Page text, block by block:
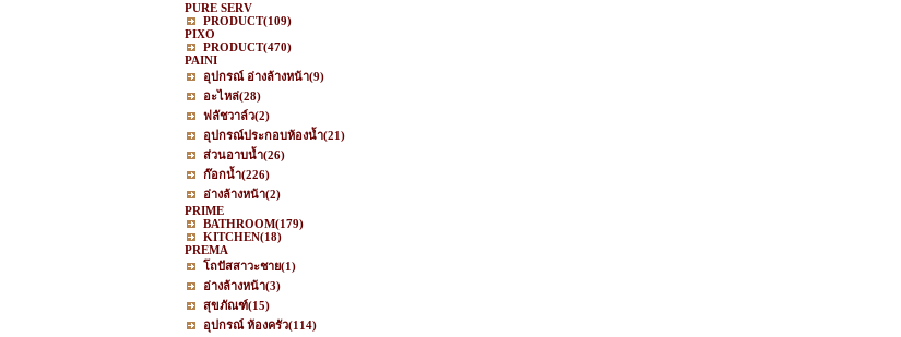
PURE SERV
PRODUCT(109)
PIXO
PRODUCT(470)
PAINI
อุปกรณ์ อ่างล้างหน้า(9)
อะไหล่(28)
ฟลัชวาล์ว(2)
อุปกรณ์ประกอบห้องน้ำ(21)
ส่วนอาบน้ำ(26)
ก๊อกน้ำ(226)
อ่างล้างหน้า(2)
PRIME
BATHROOM(179)
KITCHEN(18)
PREMA
โถปัสสาวะชาย(1)
อ่างล้างหน้า(3)
สุขภัณฑ์(15)
อุปกรณ์ ห้องครัว(114)